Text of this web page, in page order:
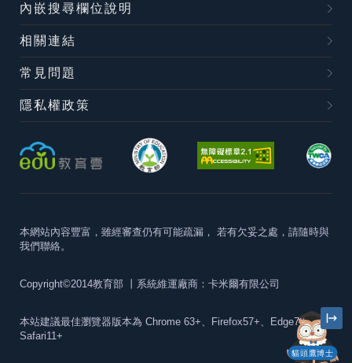
貓頭鷹博士
內嵌搜尋欄位說明
相關連結
常見問題
隱私權政策
本網站內容豐富，雖經審查仍有可能疏漏， 若有欠妥之處，請隨時與
我們聯絡。
Copyright©2014教育部 丨系統維運廠商：卡米爾有限公司
本站建議最佳瀏覽器版本為 Chrome 63+、Firefox57+、Edge79+及
Safari11+